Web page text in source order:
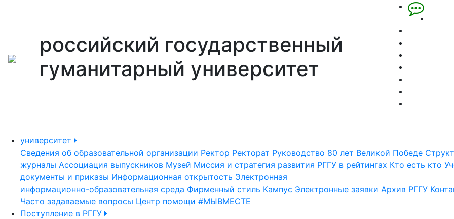
российский государственный
гуманитарный университет
университет
Сведения об образовательной организации Ректор Ректорат Руководство 80 лет Великой Победе
журналы Ассоциация выпускников Музей Миссия и стратегия развития РГГУ в рейтингах Кто есть кто
документы и приказы Информационная открытость Электронная
информационно-образовательная среда Фирменный стиль Кампус Электронные заявки Архив РГГУ
Часто задаваемые вопросы Центр помощи #МЫВМЕСТЕ
Поступление в РГГУ